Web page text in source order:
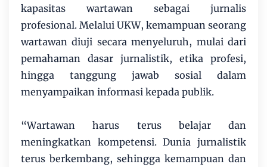
kapasitas wartawan sebagai jurnalis
profesional. Melalui UKW, kemampuan seorang
wartawan diuji secara menyeluruh, mulai dari
pemahaman dasar jurnalistik, etika profesi,
hingga tanggung jawab sosial dalam
menyampaikan informasi kepada publik.
“Wartawan harus terus belajar dan
meningkatkan kompetensi. Dunia jurnalistik
terus berkembang, sehingga kemampuan dan